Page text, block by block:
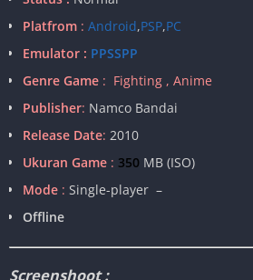
Platfrom : Android,PSP,PC
Emulator : PPSSPP
Genre Game : Fighting , Anime
Publisher: Namco Bandai
Release Date: 2010
Ukuran Game : 350 MB (ISO)
Mode : Single-player –
Offline
Screenshoot :